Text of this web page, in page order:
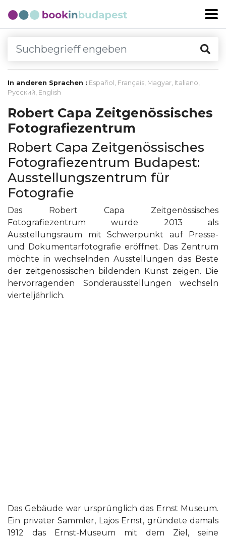
In anderen Sprachen : Español , Français, Magyar, Italiano,
Русский, English
Robert Capa Zeitgenössisches
Fotografiezentrum
Robert Capa Zeitgenössisches
Fotografiezentrum Budapest:
Ausstellungszentrum für
Fotografie
Das Robert Capa Zeitgenössisches
Fotografiezentrum wurde 2013 als
Ausstellungsraum mit Schwerpunkt auf Presse-
und Dokumentarfotografie eröffnet. Das Zentrum
möchte in wechselnden Ausstellungen das Beste
der zeitgenössischen bildenden Kunst zeigen. Die
hervorragenden Sonderausstellungen wechseln
vierteljährlich.
Das Gebäude war ursprünglich das Ernst Museum.
Ein privater Sammler, Lajos Ernst, gründete damals
1912 das Ernst-Museum mit dem Ziel, seine